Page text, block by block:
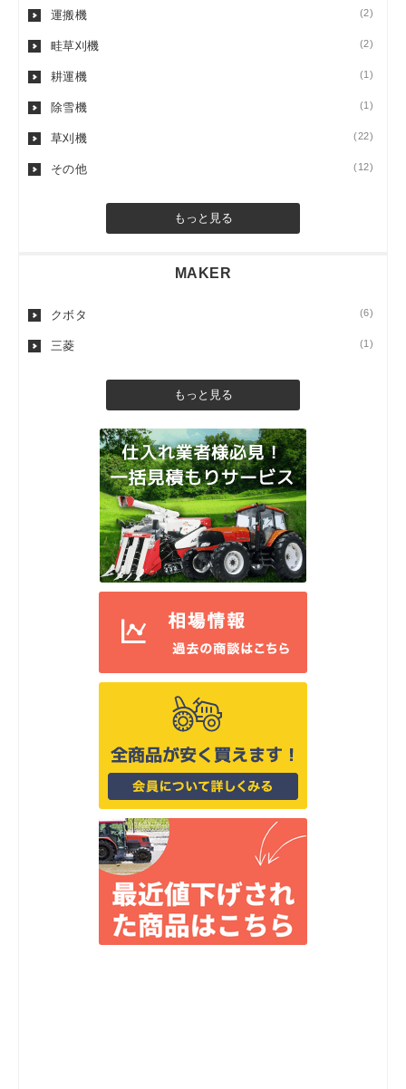
運搬機 (2)
畦草刈機 (2)
耕運機 (1)
除雪機 (1)
草刈機 (22)
その他 (12)
もっと見る
MAKER
クボタ (6)
三菱 (1)
もっと見る